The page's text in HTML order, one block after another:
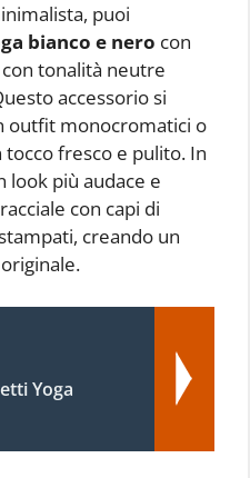
puoi
bianco e nero con
tonalità neutre
accessorio si
outfit monocromatici o
fresco e pulito. In
look più audace e
con capi di
creando un
Yoga